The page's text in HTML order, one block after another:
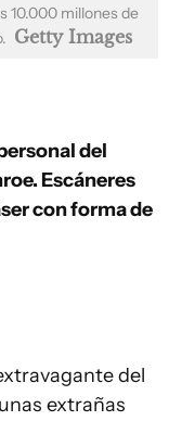
10.000 millones de
Getty Images
del
Escáneres
con forma de
del
extrañas